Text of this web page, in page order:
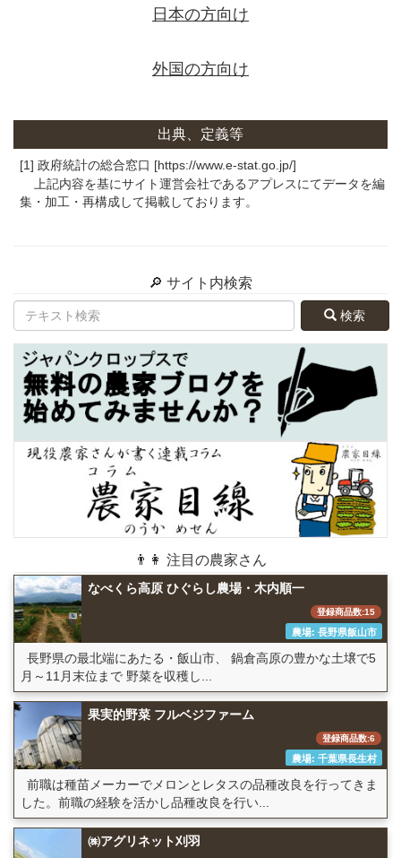
日本の方向け
外国の方向け
出典、定義等
[1] 政府統計の総合窓口 [https://www.e-stat.go.jp/]
上記内容を基にサイト運営会社であるアプレスにてデータを編
集・加工・再構成して掲載しております。
🔎 サイト内検索
検索
👨👩 注目の農家さん
なべくら高原 ひぐらし農場・木内順一
登録商品数:15
農場: 長野県飯山市
長野県の最北端にあたる・飯山市、 鍋倉高原の豊かな土壌で5
月～11月末位まで 野菜を収穫し...
果実的野菜 フルベジファーム
登録商品数:6
農場: 千葉県長生村
前職は種苗メーカーでメロンとレタスの品種改良を行ってきま
した。前職の経験を活かし品種改良を行い...
㈱アグリネット刈羽